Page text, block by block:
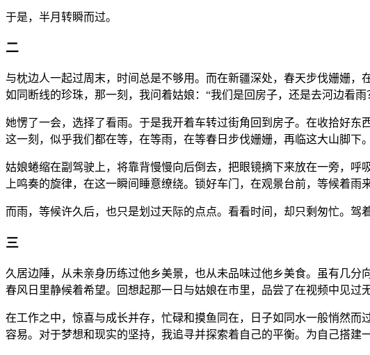
于是，半月转瞬而过。
二
与枕边人一起过周末，时间总是不够用。而在新疆深处，春天步伐姗姗
如同断线的珍珠，那一刻，我问着姑娘：“我们是回房子，还是去河边看雨
她愣了一会，选择了看雨。于是我开着车转过街角回到房子。在收拾好
这一刻，似乎我们都在等，在等雨，在等春日步伐姗姗，再临这大山脚下。
姑娘蜷缩在副驾驶上，将靠背慢慢向后倒去，把眼镜摘下来放在一旁，
上鸣奏的旋律，在这一瞬间睡意缭绕。锁好车门，在观景台前，等候着雨来
而雨，等候许久后，也只是划过天际的点点。看看时间，却只剩匆忙。驾
三
久居边陲，从未亲身历练过他乡美景，也从未品味过他乡美食。虽有几
春风日里静候着希望。回想起那一日与姑娘在市里，品尝了在视频中见过
在工作之中，惊喜与成长并存，忙碌和摸鱼同在，日子如同水一般悄然
容易。对于梦想和现实的坚持，我追寻并探索着自己的平衡。为自己搭建